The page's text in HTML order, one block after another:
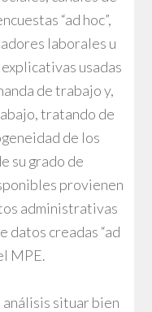
“ad hoc”,
laborales u
usadas
de trabajo y,
tratando de
de los
su grado de
provienen
administrativas
datos creadas “ad
MPE.
situar bien